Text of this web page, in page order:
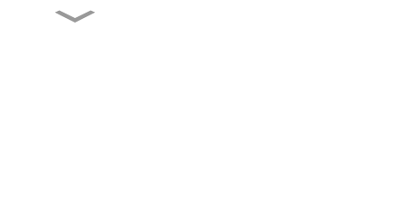
FarSun nomeada principal
fornecedora do ano fiscal de